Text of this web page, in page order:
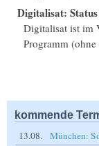
Digitalisat:
Digitalisat ist im
Programm
kommende
13.08.
München: